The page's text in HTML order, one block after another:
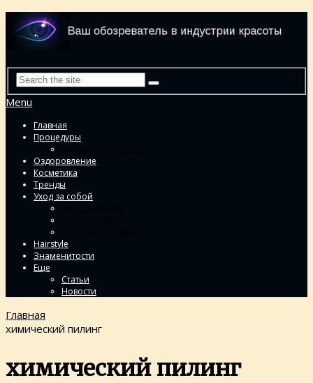
Menu
Главная
Процедуры
Оздоровление
Косметика
Тренды
Уход за собой
Hairstyle
Знаменитости
Еще
Статьи
Новости
Главная
химический пилинг
химический пилинг